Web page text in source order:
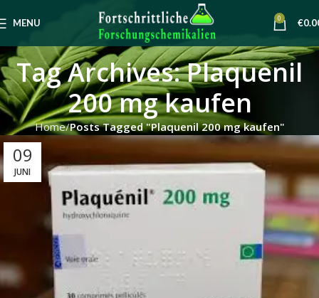
MENU 0 €
Tag Archives: Plaquenil
200 mg kaufen
Home Posts Tagged "Plaquenil 200 mg kaufen"
09
JUNI